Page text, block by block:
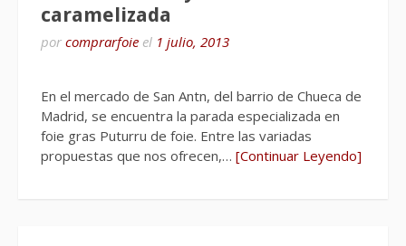
caramelizada
por comprarfoie el 1 julio, 2013
En el mercado de San Antn, del barrio de Chueca de
Madrid, se encuentra la parada especializada en
foie gras Puturru de foie. Entre las variadas
propuestas que nos ofrecen,… [Continuar Leyendo]